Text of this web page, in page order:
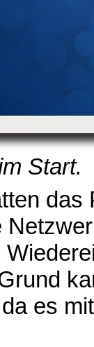
Start.
es